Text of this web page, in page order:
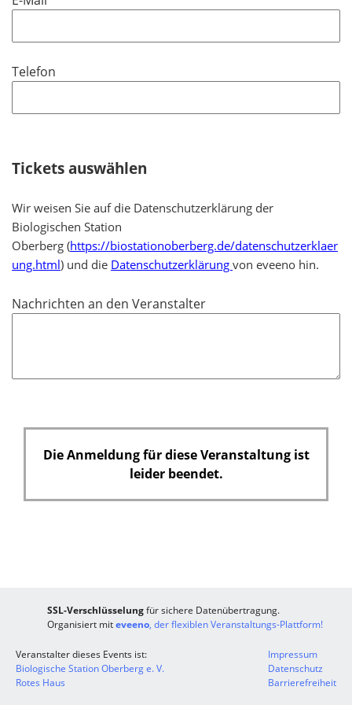
e
d
c
t
e
d
l
c
t
l
Telefon
Tickets auswählen
Wir weisen Sie auf die Datenschutzerklärung der
Biologischen Station
Oberberg (https://biostationoberberg.de/datenschutzerklaer
ung.html) und die Datenschutzerklärung von eveeno hin.
Nachrichten an den Veranstalter
Die Anmeldung für diese Veranstaltung ist
leider beendet.
SSL-Verschlüsselungfür sichere Datenübertragung.
Organisiert miteveeno, der flexiblen Veranstaltungs-Plattform!
Veranstalter dieses Events ist:
Biologische Station Oberberg e. V.
Rotes Haus
Impressum
Datenschutz
Barrierefreiheit